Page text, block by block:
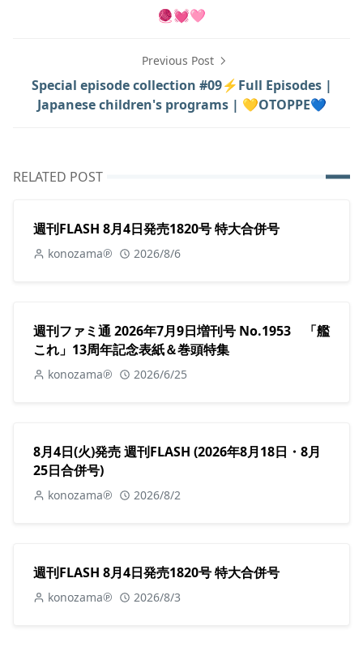
🧶💓🩷
Previous Post
Special episode collection #09⚡Full Episodes |
Japanese children's programs | 💛OTOPPE💙
RELATED POST
週刊FLASH 8月4日発売1820号 特大合併号
konozama℗ 2026/8/6
週刊ファミ通 2026年7月9日増刊号 No.1953 「艦
これ」13周年記念表紙＆巻頭特集
konozama℗ 2026/6/25
8月4日(火)発売 週刊FLASH (2026年8月18日・8月
25日合併号)
konozama℗ 2026/8/2
週刊FLASH 8月4日発売1820号 特大合併号
konozama℗ 2026/8/3